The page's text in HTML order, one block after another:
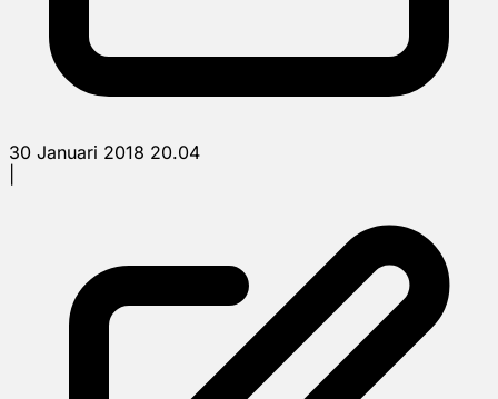
30 Januari 2018 20.04